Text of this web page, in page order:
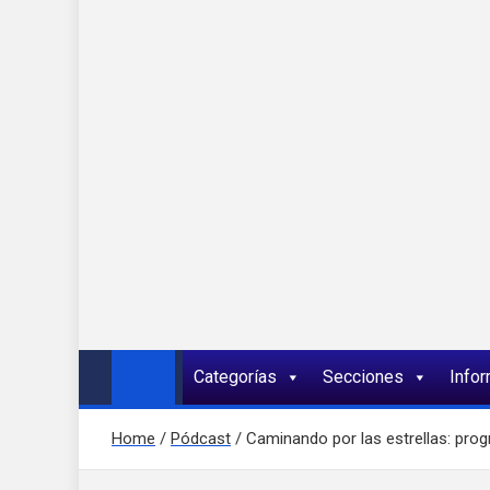
Categorías Secciones
Home Pódcast Caminando por las estrellas: